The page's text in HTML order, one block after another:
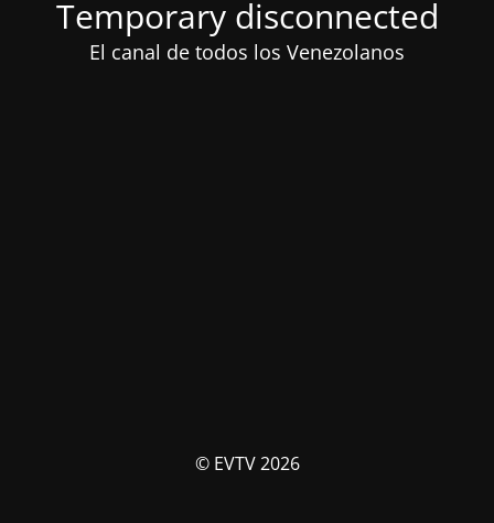
Temporary disconnected
El canal de todos los Venezolanos
© EVTV 2026